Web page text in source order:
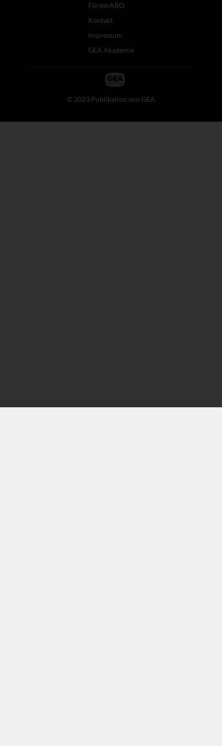
FörderABO
Kontakt
Impressum
GEA Akademie
© 2023 Publikation von GEA